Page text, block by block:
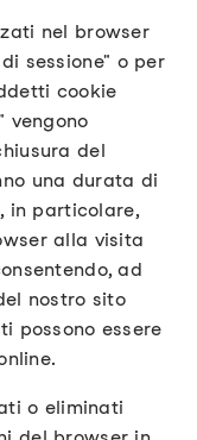
nel browser
sessione" o per
cookie
vengono
del
una durata di
in particolare,
alla visita
ad
nostro sito
possono essere
o eliminati